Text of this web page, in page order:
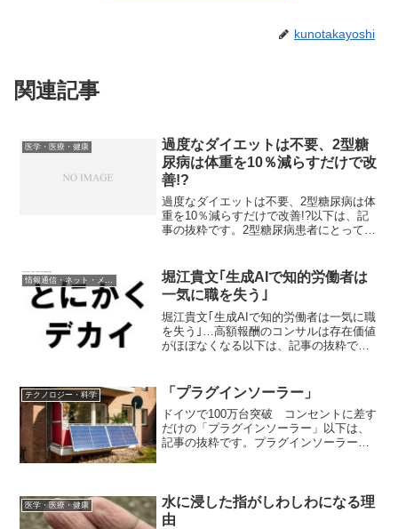
kunotakayoshi
関連記事
医学・医療・健康
過度なダイエットは不要、2型糖
尿病は体重を10％減らすだけで改
善!?
過度なダイエットは不要、2型糖尿病は体
重を10％減らすだけで改善!?以下は、記
事の抜粋です。2型糖尿病患者にとって明
はなく、5年間で体重の10％を減らすだけ
で、2型糖尿...
堀江貴文｢生成AIで知的労働者は
一気に職を失う｣
堀江貴文｢生成AIで知的労働者は一気に職
を失う｣…高額報酬のコンサルは存在価値
がほぼなくなる以下は、記事の抜粋で
あたる職業がAIに代替される─―。10年
近く前、...
テクノロジー・科学 「プラグインソーラー」
ドイツで100万台突破 コンセントに差す
だけの「プラグインソーラー」以下は、
記事の抜粋です。プラグインソーラーと
ルが１～４枚程度の小...
医学・医療・健康
水に浸した指がしわしわになる理
由